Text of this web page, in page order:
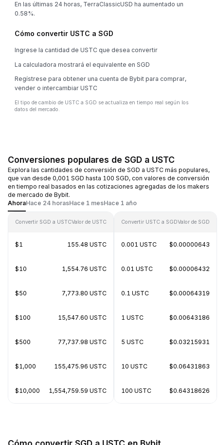
En las últimas 24 horas, TerraClassicUSD ha aumentado un
0.58%.
Cómo convertir USTC a SGD
Ingrese la cantidad de USTC que desea convertir
La calculadora mostrará el equivalente en SGD
Regístrese para obtener una cuenta de Bybit para comprar,
vender o intercambiar USTC
El tipo de cambio de USTC a SGD se actualiza en tiempo real según los
datos del mercado.
Conversiones populares de SGD a USTC
Explora las cantidades de conversión de SGD a USTC más populares,
que van desde 0,001 SGD hasta 100 SGD, con valores de conversión
en tiempo real basados en las cotizaciones agregadas de los makers
de mercado de Bybit.
AhoraHace 24 horasHace 1 mesHace 1 año
Convertir SGD a USTCValor de USTC
$1 155.48 USTC
$10 1,554.76 USTC
$50 7,773.80 USTC
$100 15,547.60 USTC
$500 77,737.98 USTC
$1,000 155,475.96 USTC
$10,000 1,554,759.59 USTC
Convertir USTC a SGDValor de SGD
0.001 USTC $0.00000643
0.01 USTC $0.00006432
0.1 USTC $0.00064319
1 USTC $0.00643186
5 USTC $0.03215931
10 USTC $0.06431863
100 USTC $0.64318626